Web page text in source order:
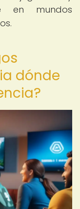
en mundos
dónde